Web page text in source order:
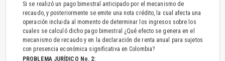
Si se realizó un pago bimestral anticipado por el mecanismo de
recaudo, y posteriormente se emite una nota crédito, la cual afecta una
operación incluida al momento de determinar los ingresos sobre los
cuales se calculó dicho pago bimestral ¿Qué efecto se genera en el
mecanismo de recaudo y en la declaración de renta anual para sujetos
con presencia económica significativa en Colombia?
PROBLEMA JURÍDICO No. 2: